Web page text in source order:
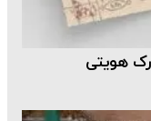
هویتی